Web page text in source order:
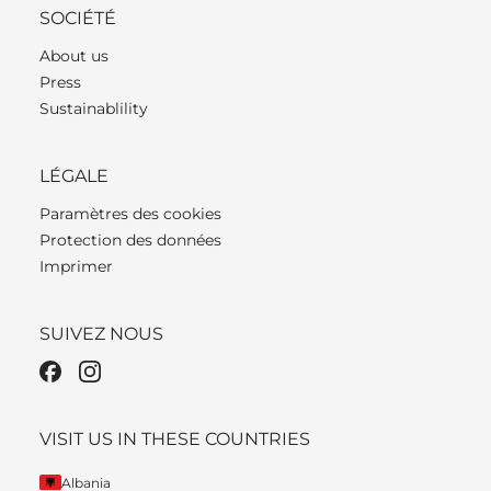
SOCIÉTÉ
About us
Press
Sustainablility
LÉGALE
Paramètres des cookies
Protection des données
Imprimer
SUIVEZ NOUS
VISIT US IN THESE COUNTRIES
Albania